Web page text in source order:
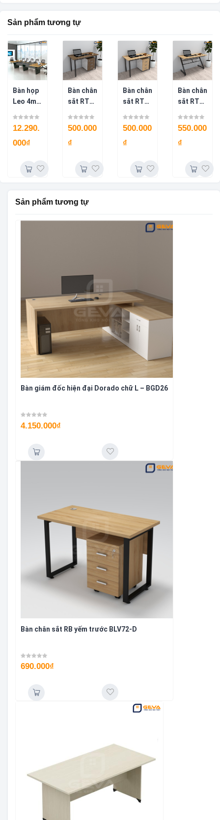
Sản phẩm tương tự
Bàn họp
Leo 4m8
12.290.
000₫
Bàn chân
sắt RT
500.000
₫
Bàn chân
sắt RT
BLV76V
500.000
₫
Bàn chân
sắt RT
550.000
₫
Sản phẩm tương tự
Bàn giám đốc hiện đại Dorado chữ L – BGD26
4.150.000₫
Bàn chân sắt RB yếm trước BLV72-D
690.000₫